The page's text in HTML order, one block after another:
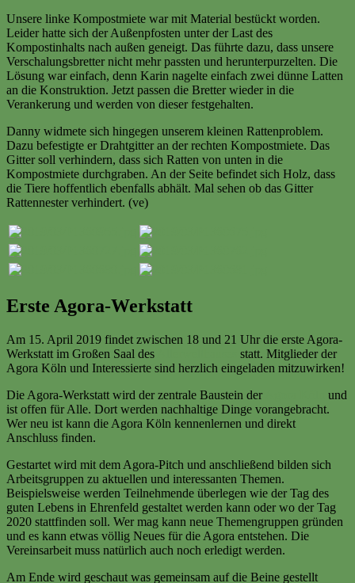
Unsere linke Kompostmiete war mit Material bestückt worden.
Leider hatte sich der Außenpfosten unter der Last des
Kompostinhalts nach außen geneigt. Das führte dazu, dass unsere
Verschalungsbretter nicht mehr passten und herunterpurzelten. Die
Lösung war einfach, denn Karin nagelte einfach zwei dünne Latten
an die Konstruktion. Jetzt passen die Bretter wieder in die
Verankerung und werden von dieser festgehalten.
Danny widmete sich hingegen unserem kleinen Rattenproblem.
Dazu befestigte er Drahtgitter an der rechten Kompostmiete. Das
Gitter soll verhindern, dass sich Ratten von unten in die
Kompostmiete durchgraben. An der Seite befindet sich Holz, dass
die Tiere hoffentlich ebenfalls abhält. Mal sehen ob das Gitter
Rattennester verhindert. (ve)
Erste Agora-Werkstatt
Am 15. April 2019 findet zwischen 18 und 21 Uhr die erste Agora-
Werkstatt im Großen Saal des
statt. Mitglieder der
Agora Köln und Interessierte sind herzlich eingeladen mitzuwirken!
Die Agora-Werkstatt wird der zentrale Baustein der
und
ist offen für Alle. Dort werden nachhaltige Dinge vorangebracht.
Wer neu ist kann die Agora Köln kennenlernen und direkt
Anschluss finden.
Gestartet wird mit dem Agora-Pitch und anschließend bilden sich
Arbeitsgruppen zu aktuellen und interessanten Themen.
Beispielsweise werden Teilnehmende überlegen wie der Tag des
guten Lebens in Ehrenfeld gestaltet werden kann oder wo der Tag
2020 stattfinden soll. Wer mag kann neue Themengruppen gründen
und es kann etwas völlig Neues für die Agora entstehen. Die
Vereinsarbeit muss natürlich auch noch erledigt werden.
Am Ende wird geschaut was gemeinsam auf die Beine gestellt